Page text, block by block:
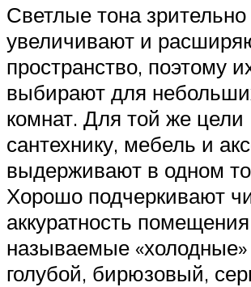
Светлые тона зрительно
увеличивают и
пространство, поэтому
выбирают для
комнат. Для той же цели
сантехнику, мебель и
выдерживают в одном
Хорошо подчеркивают
аккуратность
называемые «холодные»
голубой, бирюзовый,